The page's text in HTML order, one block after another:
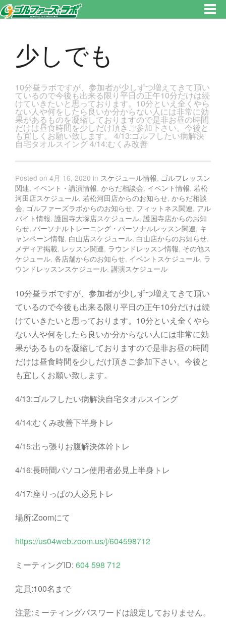
スン！
少しでも
10分昼ラボですが、参加者が少しずつ増えてきて頂い
ているので今後も出来る限り平日の正午10分だけは続
けていきたいと思っております。10分といえ全くやら
ない人や何をしたら良いか分からない人には非常に効
果があるものを凝縮しておりますので是非お昼の時間
だけは昼食時間を少しだけ頂きご参加下さい。今後と
も宜しくお願い致します。 4/13:ゴルフしたい病解決
自宅タオルスイング 4/14:むくみ改善
Posted on 4月 16, 2020 in スケジュール情報, ゴルフレッスン
関連, イベント・講演情報, からだ相談会, イベント情報, 若松
河田店スケジュール, 若松河田店からのお知らせ, からだ相談
会, ゴルファーズラボからのお知らせ, フィットネス関連, アル
バイト情報, 護国寺大塚店スケジュール, 護国寺店からのお知
らせ, パーソナルトレーニング・パーソナルレッスン関連, キ
ャンペーン情報, 白山店スケジュール, 白山店からのお知らせ,
メディア掲載, レッスン関連, ラウンドレッスン情報, その他ス
ケジュール, 各店舗からのお知らせ, イベントスケジュール, ラ
ウンドレッスンスケジュール, 講演スケジュール
10分昼ラボですが、参加者が少しずつ増えてきて頂い
ているので今後も出来る限り平日の正午10分だけは続
けていきたいと思っております。10分といえ全くやら
ない人や何をしたら良いか分からない人には非常に効
果があるものを凝縮しておりますので是非お昼の時間
だけは昼食時間を少しだけ頂きご参加下さい。今後と
も宜しくお願い致します。
4/13:ゴルフしたい病解決自宅タオルスイング
4/14:むくみ改善下半身トレ
4/15:出っ張りお腹解決体幹トレ
4/16:長時間パソコン使用者必見上半身トレ
4/17:座りっぱの人必見トレ
場所:Zoomにて
https://us04web.zoom.us/j/604598712
ミーティングID: 604 598 712
定員:100名まで
注意:ミーティングパスワードは設定しておりません。